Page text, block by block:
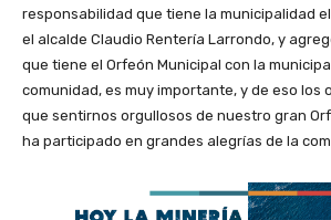
responsabilidad que tiene la municipalidad
el alcalde Claudio Rentería Larrondo, y
que tiene el Orfeón Municipal con la
comunidad, es muy importante, y de eso los
que sentirnos orgullosos de nuestro gran
ha participado en grandes alegrías de la